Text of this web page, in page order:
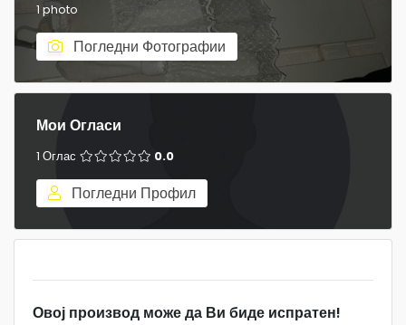
1 photo
Погледни Фотографии
Мои Огласи
1 Оглас 0.0
Погледни Профил
Овој производ може да Ви биде испратен!